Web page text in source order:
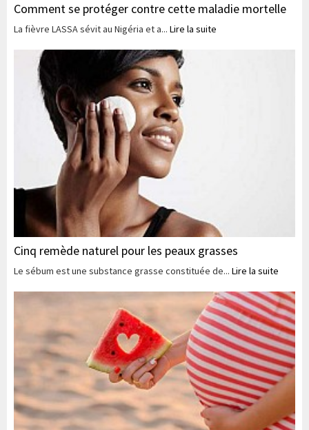
Comment se protéger contre cette maladie mortelle
La fièvre LASSA sévit au Nigéria et a... Lire la suite
Cinq remède naturel pour les peaux grasses
Le sébum est une substance grasse constituée de... Lire la suite